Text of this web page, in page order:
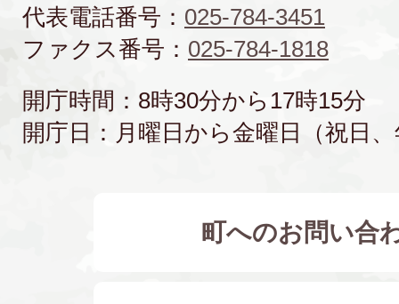
代表電話番号： 025-784-3451
ファクス番号： 025-784-1818
開庁時間：8時30分から17時15分
開庁日：月曜日から金曜日（祝日
町へのお問い合